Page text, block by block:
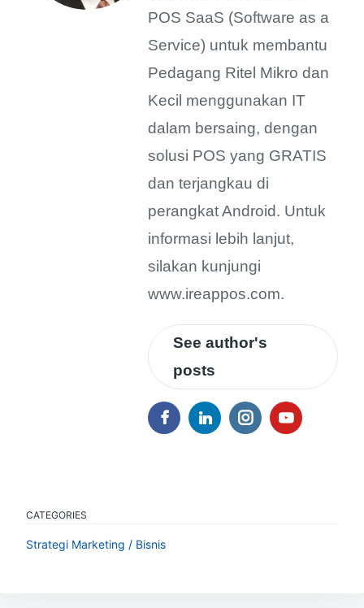
POS SaaS (Software as a
Service) untuk membantu
Pedagang Ritel Mikro dan
Kecil menggunakan IT
dalam bersaing, dengan
solusi POS yang GRATIS
dan terjangkau di
perangkat Android. Untuk
informasi lebih lanjut,
silakan kunjungi
www.ireappos.com.
See author's
posts
CATEGORIES
Strategi Marketing / Bisnis